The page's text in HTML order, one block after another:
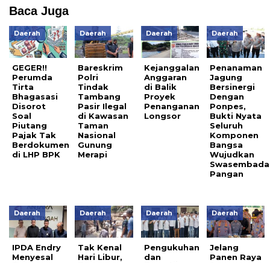
Baca Juga
Daerah
GEGER!!
Perumda
Tirta
Bhagasasi
Disorot
Soal
Piutang
Pajak Tak
Berdokumen
di LHP BPK
Daerah
Bareskrim
Polri
Tindak
Tambang
Pasir Ilegal
di Kawasan
Taman
Nasional
Gunung
Merapi
Daerah
Kejanggalan
Anggaran
di Balik
Proyek
Penanganan
Longsor
Daerah
Penanaman
Jagung
Bersinergi
Dengan
Ponpes,
Bukti Nyata
Seluruh
Komponen
Bangsa
Wujudkan
Swasembada
Pangan
Daerah
IPDA Endry
Menyesal
Daerah
Tak Kenal
Hari Libur,
Daerah
Pengukuhan
dan
Daerah
Jelang
Panen Raya